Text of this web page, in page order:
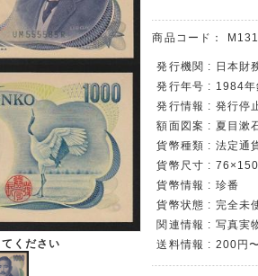
ください
商品コード：
発行機関 : 日本財
発行年号 : 1984年
発行情報 : 発行停
額面図案 : 夏目漱
貨幣種類 : 法定通
貨幣尺寸 :
貨幣情報 : 珍番
貨幣状態 : 完全未
関連情報 : 写真実
送料情報 : 200円